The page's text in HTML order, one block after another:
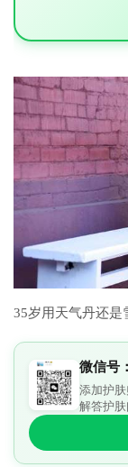
35岁用天气丹还是
微信号：
添加护
解答护